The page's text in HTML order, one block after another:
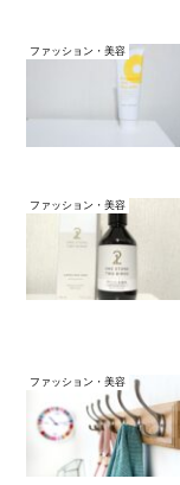
ファッション・美容
ファッション・美容
ファッション・美容